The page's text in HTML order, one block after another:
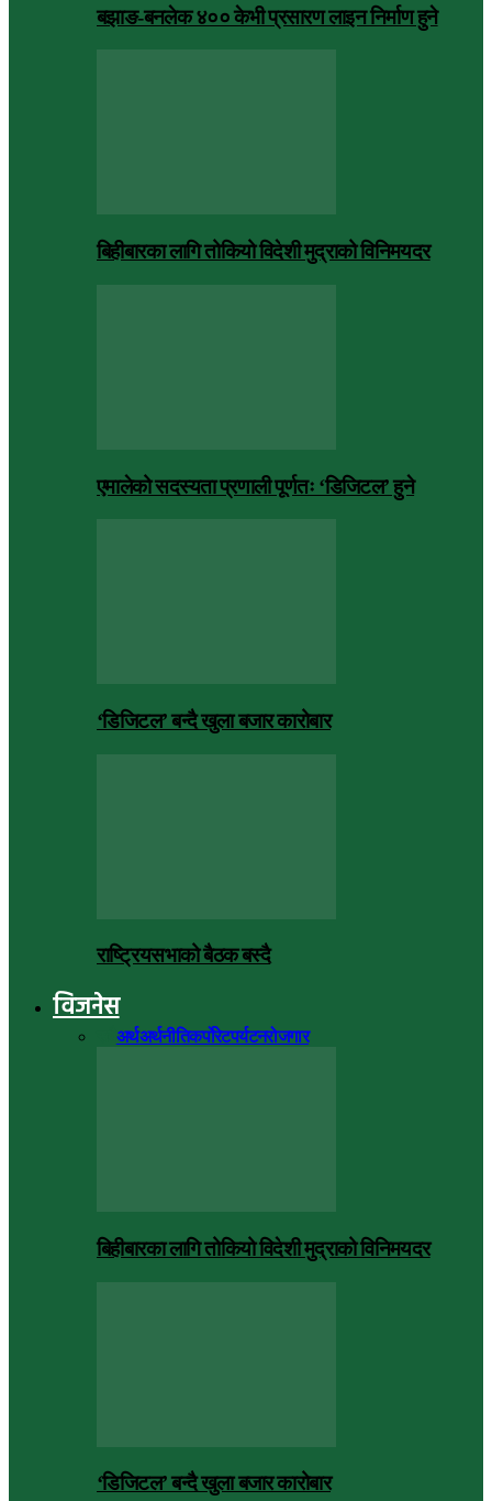
बझाङ-बनलेक ४०० केभी प्रसारण लाइन निर्माण हुने
बिहीबारका लागि तोकियो विदेशी मुद्राको विनिमयदर
एमालेको सदस्यता प्रणाली पूर्णतः ‘डिजिटल’ हुने
‘डिजिटल’ बन्दै खुला बजार कारोबार
राष्ट्रियसभाको बैठक बस्दै
विजनेस
अर्थअर्थनीतिकर्पोरेटपर्यटनरोजगार
बिहीबारका लागि तोकियो विदेशी मुद्राको विनिमयदर
‘डिजिटल’ बन्दै खुला बजार कारोबार